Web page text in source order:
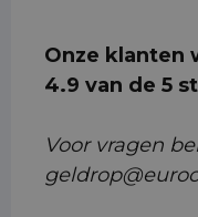
Onze klanten
4.9 van de 5
Voor vragen